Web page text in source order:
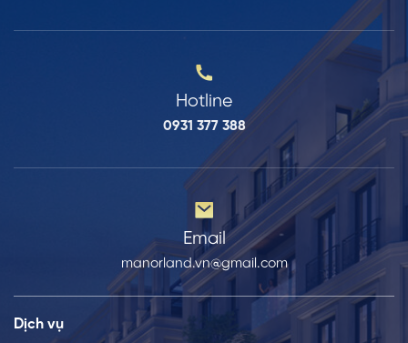
Hotline
0931 377 388
Email
manorland.vn@gmail.com
Dịch vụ